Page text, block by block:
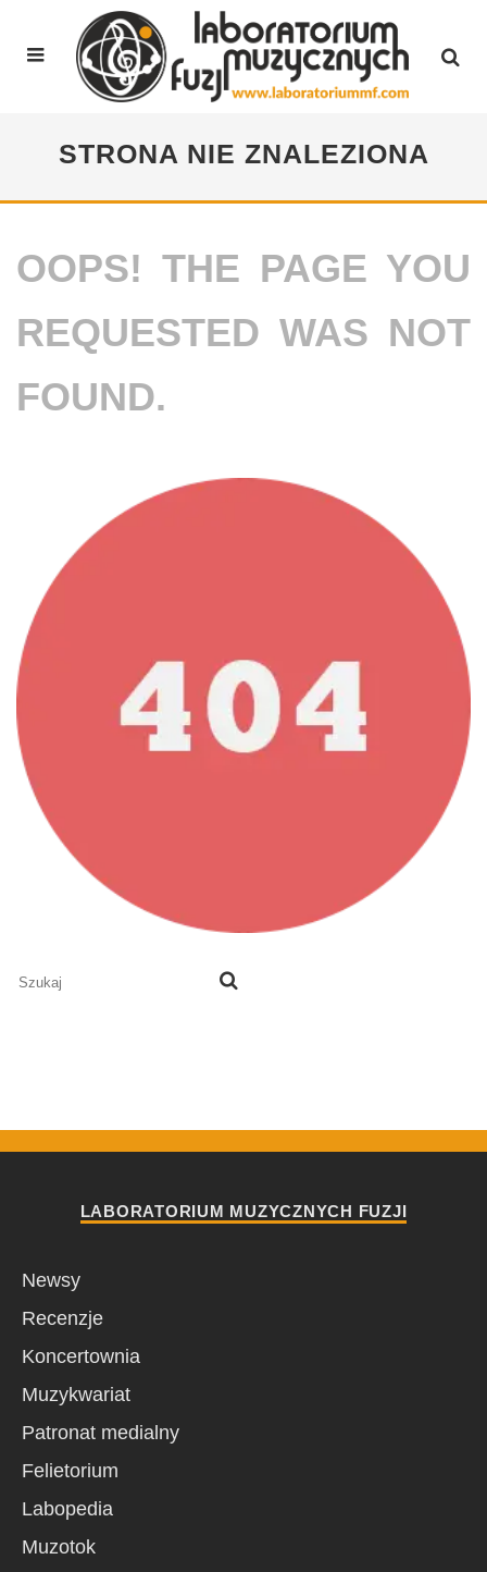
STRONA NIE ZNALEZIONA
OOPS! THE PAGE YOU
REQUESTED WAS NOT
FOUND.
LABORATORIUM MUZYCZNYCH FUZJI
Newsy
Recenzje
Koncertownia
Muzykwariat
Patronat medialny
Felietorium
Labopedia
Muzotok